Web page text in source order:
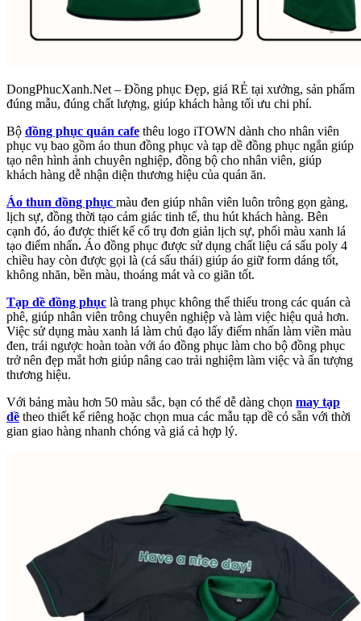
DongPhucXanh.Net – Đồng phục Đẹp, giá RẺ tại xưởng, sản phẩm
đúng mẫu, đúng chất lượng, giúp khách hàng tối ưu chi phí.
Bộ đồng phục quán cafe thêu logo iTOWN dành cho nhân viên
phục vụ bao gồm áo thun đồng phục và tạp dề đồng phục ngắn giúp
tạo nên hình ảnh chuyên nghiệp, đồng bộ cho nhân viên, giúp
khách hàng dễ nhận diện thương hiệu của quán ăn.
Áo thun đồng phục màu đen giúp nhân viên luôn trông gọn gàng,
lịch sự, đồng thời tạo cảm giác tinh tế, thu hút khách hàng. Bên
cạnh đó, áo được thiết kế cổ trụ đơn giản lịch sự, phối màu xanh lá
tạo điểm nhấn. Áo đồng phục được sử dụng chất liệu cá sấu poly 4
chiều hay còn được gọi là (cá sấu thái) giúp áo giữ form dáng tốt,
không nhăn, bền màu, thoáng mát và co giãn tốt.
Tạp dề đồng phục là trang phục không thể thiếu trong các quán cà
phê, giúp nhân viên trông chuyên nghiệp và làm việc hiệu quả hơn.
Việc sử dụng màu xanh lá làm chủ đạo lấy điểm nhấn làm viền màu
đen, trái ngược hoàn toàn với áo đồng phục làm cho bộ đồng phục
trở nên đẹp mắt hơn giúp nâng cao trải nghiệm làm việc và ấn tượng
thương hiệu.
Với bảng màu hơn 50 màu sắc, bạn có thể dễ dàng chọn may tạp
dề theo thiết kế riêng hoặc chọn mua các mẫu tạp dề có sẵn với thời
gian giao hàng nhanh chóng và giá cả hợp lý.